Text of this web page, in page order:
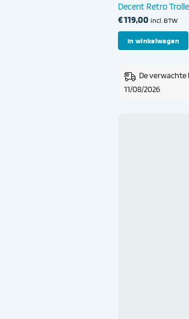
Decent Retro
€119,00 incl. BTW
In winkelwagen
De verwachte
11/08/2026